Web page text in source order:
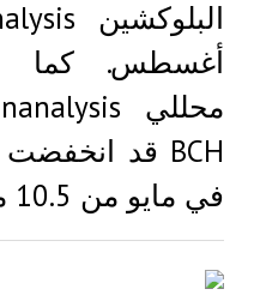
أغسطس. كما
في مايو من 10.5 مليون…